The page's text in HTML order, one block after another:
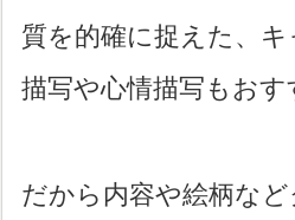
質を的確に捉えた、
描写や心情描写もおす
だから内容や絵柄な